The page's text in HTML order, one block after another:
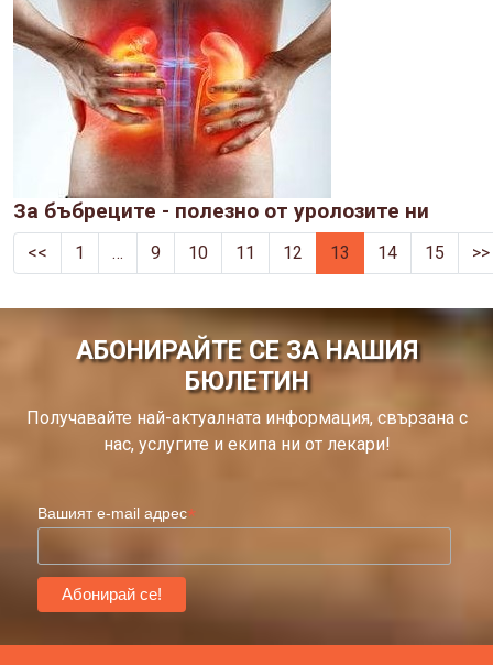
За бъбреците - полезно от уролозите ни
<< 1 … 9 10 11 12 13 14 15 >>
АБОНИРАЙТЕ СЕ ЗА НАШИЯ
БЮЛЕТИН
Получавайте най-актуалната информация, свързана с
нас, услугите и екипа ни от лекари!
Вашият e-mail адрес*